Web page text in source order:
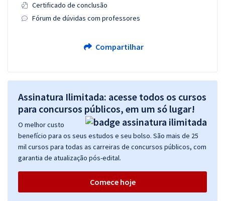
Certificado de conclusão
Fórum de dúvidas com professores
Compartilhar
Assinatura Ilimitada: acesse todos os cursos
para concursos públicos, em um só lugar!
O melhor custo
benefício para os seus estudos e seu bolso. São mais de 25
mil cursos para todas as carreiras de concursos públicos, com
garantia de atualização pós-edital.
Comece hoje